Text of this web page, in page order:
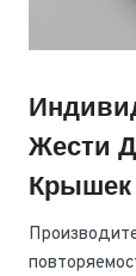
Жести
Крышек